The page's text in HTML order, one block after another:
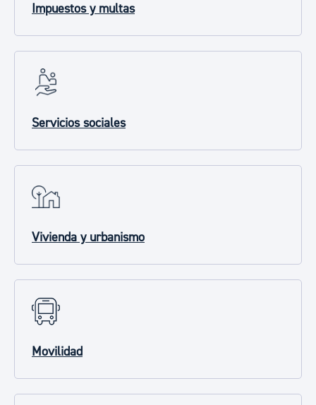
Impuestos y multas
Servicios sociales
Vivienda y urbanismo
Movilidad